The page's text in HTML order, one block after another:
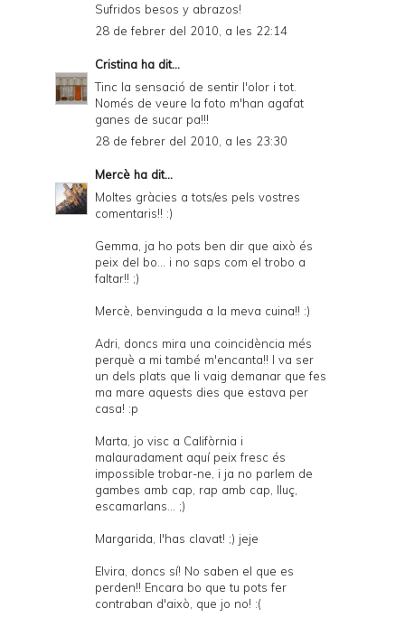
Sufridos besos y abrazos!
28 de febrer del 2010, a les 22:14
Cristina ha dit...
Tinc la sensació de sentir l'olor i tot.
Només de veure la foto m'han agafat
ganes de sucar pa!!!
28 de febrer del 2010, a les 23:30
Mercè ha dit...
Moltes gràcies a tots/es pels vostres
comentaris!! :)
Gemma, ja ho pots ben dir que això és
peix del bo... i no saps com el trobo a
faltar!! ;)
Mercè, benvinguda a la meva cuina!! :)
Adri, doncs mira una coincidència més
perquè a mi també m'encanta!! I va ser
un dels plats que li vaig demanar que fes
ma mare aquests dies que estava per
casa! :p
Marta, jo visc a Califòrnia i
malauradament aquí peix fresc és
impossible trobar-ne, i ja no parlem de
gambes amb cap, rap amb cap, lluç,
escamarlans... ;)
Margarida, l'has clavat! ;) jeje
Elvira, doncs sí! No saben el que es
perden!! Encara bo que tu pots fer
contraban d'això, que jo no! :(